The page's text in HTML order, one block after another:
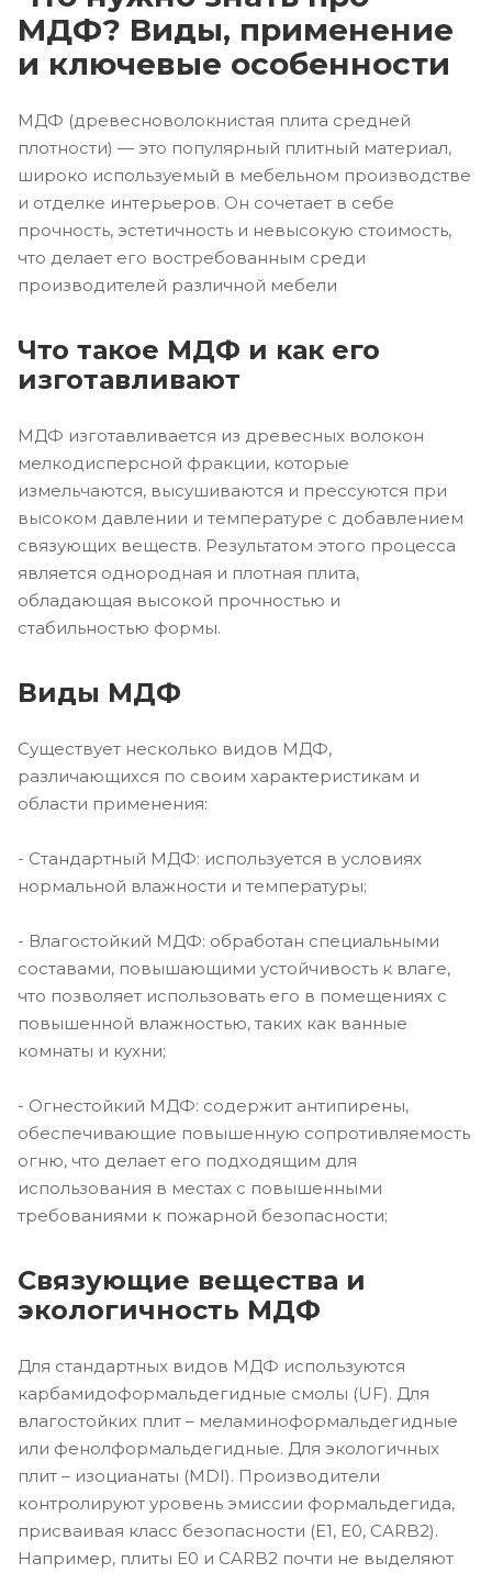
МДФ? Виды, применение
и ключевые особенности
МДФ (древесноволокнистая плита средней
плотности) — это популярный плитный материал,
широко используемый в мебельном производстве
и отделке интерьеров. Он сочетает в себе
прочность, эстетичность и невысокую стоимость,
что делает его востребованным среди
производителей различной мебели
Что такое МДФ и как его
изготавливают
МДФ изготавливается из древесных волокон
мелкодисперсной фракции, которые
измельчаются, высушиваются и прессуются при
высоком давлении и температуре с добавлением
связующих веществ. Результатом этого процесса
является однородная и плотная плита,
обладающая высокой прочностью и
стабильностью формы.
Виды МДФ
Существует несколько видов МДФ,
различающихся по своим характеристикам и
области применения:
- Стандартный МДФ: используется в условиях
нормальной влажности и температуры;
- Влагостойкий МДФ: обработан специальными
составами, повышающими устойчивость к влаге,
что позволяет использовать его в помещениях с
повышенной влажностью, таких как ванные
комнаты и кухни;
- Огнестойкий МДФ: содержит антипирены,
обеспечивающие повышенную сопротивляемость
огню, что делает его подходящим для
использования в местах с повышенными
требованиями к пожарной безопасности;
Связующие вещества и
экологичность МДФ
Для стандартных видов МДФ используются
карбамидоформальдегидные смолы (UF). Для
влагостойких плит – меламиноформальдегидные
или фенолформальдегидные. Для экологичных
плит – изоцианаты (MDI). Производители
контролируют уровень эмиссии формальдегида,
присваивая класс безопасности (E1, E0, CARB2).
Например, плиты E0 и CARB2 почти не выделяют